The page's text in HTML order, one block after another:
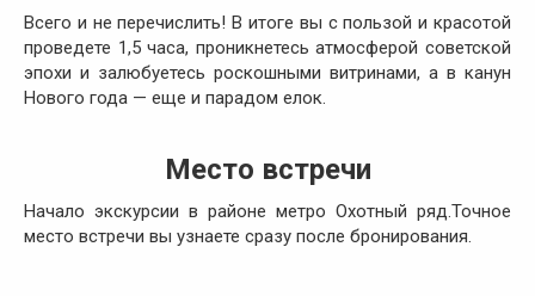
Всего и не перечислить! В итоге вы с пользой и красотой
проведете 1,5 часа, проникнетесь атмосферой советской
эпохи и залюбуетесь роскошными витринами, а в канун
Нового года — еще и парадом елок.
Место встречи
Начало экскурсии в районе метро Охотный ряд.Точное
место встречи вы узнаете сразу после бронирования.